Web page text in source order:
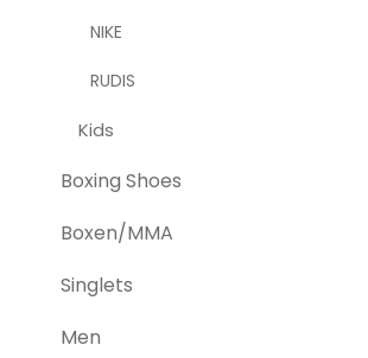
NIKE
RUDIS
Kids
Boxing Shoes
Boxen/MMA
Singlets
Men